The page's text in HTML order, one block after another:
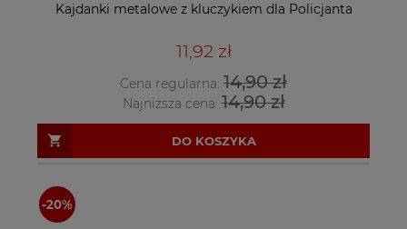
Kajdanki metalowe z kluczykiem dla Policjanta
11,92 zł
Cena regularna: 14,90 zł
Najniższa cena:14,90 zł
DO KOSZYKA